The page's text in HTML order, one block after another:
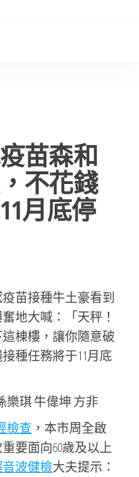
苗森和
不花錢
月底停
苗接種牛土豪看到
地大喊：「天秤！
棟樓，讓你隨意破
種任務將于11月底
樂琪 牛偉坤 方非
檢查 ，本市周全啟
要面向60歲及以上
音波健檢大夫提示：